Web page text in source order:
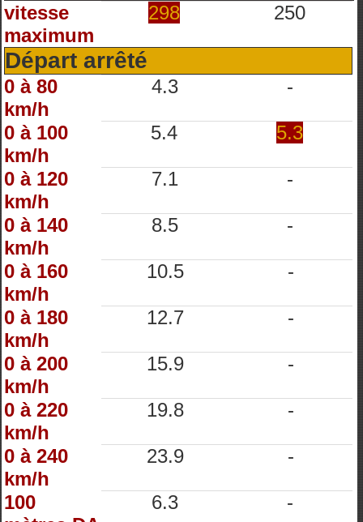
vitesse
maximum
298 250
Départ arrêté
0 à 80
km/h
4.3 -
0 à 100
km/h
5.4 5.3
0 à 120
km/h
7.1 -
0 à 140
km/h
8.5 -
0 à 160
km/h
10.5 -
0 à 180
km/h
12.7 -
0 à 200
km/h
15.9 -
0 à 220
km/h
19.8 -
0 à 240
km/h
23.9 -
100
6.3 -